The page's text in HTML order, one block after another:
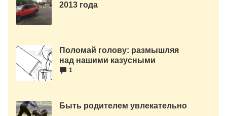
2013 года
Поломай голову: размышляя
над нашими казусными
задачами
1
Быть родителем увлекательно